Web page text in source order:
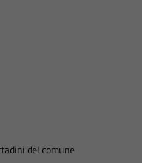
del comune